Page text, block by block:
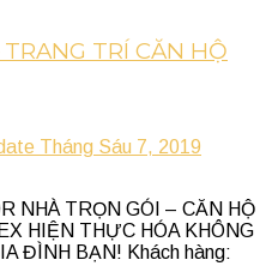
TRÍ CĂN HỘ
Tháng Sáu 7, 2019
NHÀ TRỌN GÓI – CĂN HỘ
HIỆN THỰC HÓA KHÔNG
ĐÌNH BẠN! Khách hàng: